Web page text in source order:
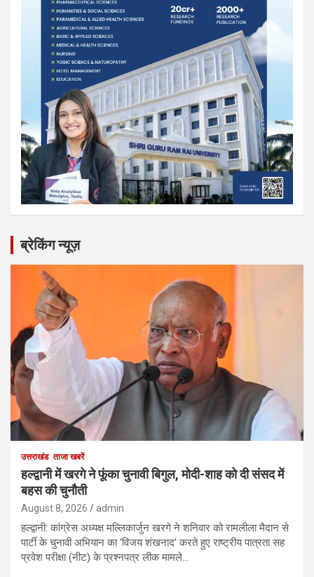
ब्रेकिंग न्यूज़
उत्तराखंड ताजा खबरें
हल्द्वानी में खरगे ने फूंका चुनावी बिगुल, मोदी-शाह को दी संसद में
बहस की चुनौती
August 8, 2026 admin
हल्द्वानी: कांग्रेस अध्यक्ष मल्लिकार्जुन खरगे ने शनिवार को रामलीला मैदान से
पार्टी के चुनावी अभियान का ‘विजय शंखनाद’ करते हुए राष्ट्रीय पात्रता सह
प्रवेश परीक्षा (नीट) के प्रश्नपत्र लीक मामले…